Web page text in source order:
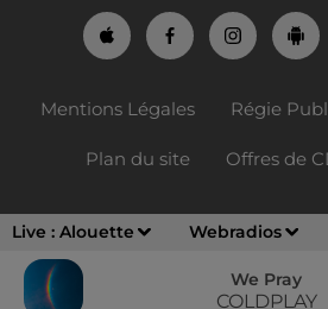
Live : Alouette Webradios
We Pray
COLDPLAY
Mentions Légales Régie
Plan du site Offres de